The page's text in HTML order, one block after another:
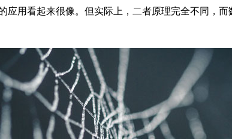
用看起来很像。但实际上，二者原理完全不同，而